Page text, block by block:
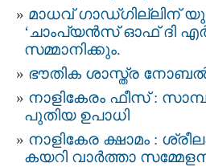
മാധവ് ഗാഡ്ഗില്ലിന്
‘ചാംപ്യന്‍സ് ഓഫ് ദി
സമ്മാനിക്കും.
ഭൗതിക ശാസ്ത്ര
നാളികേരം ഫീസ് :
പുതിയ ഉപാധി
നാളികേര ക്ഷാമം :
കയറി വാര്‍ത്താ